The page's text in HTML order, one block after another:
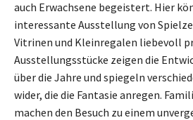
auch Erwachsene begeistert. Hier
interessante Ausstellung von
Vitrinen und Kleinregalen liebevoll
Ausstellungsstücke zeigen die
über die Jahre und spiegeln
wider, die die Fantasie anregen.
machen den Besuch zu einem